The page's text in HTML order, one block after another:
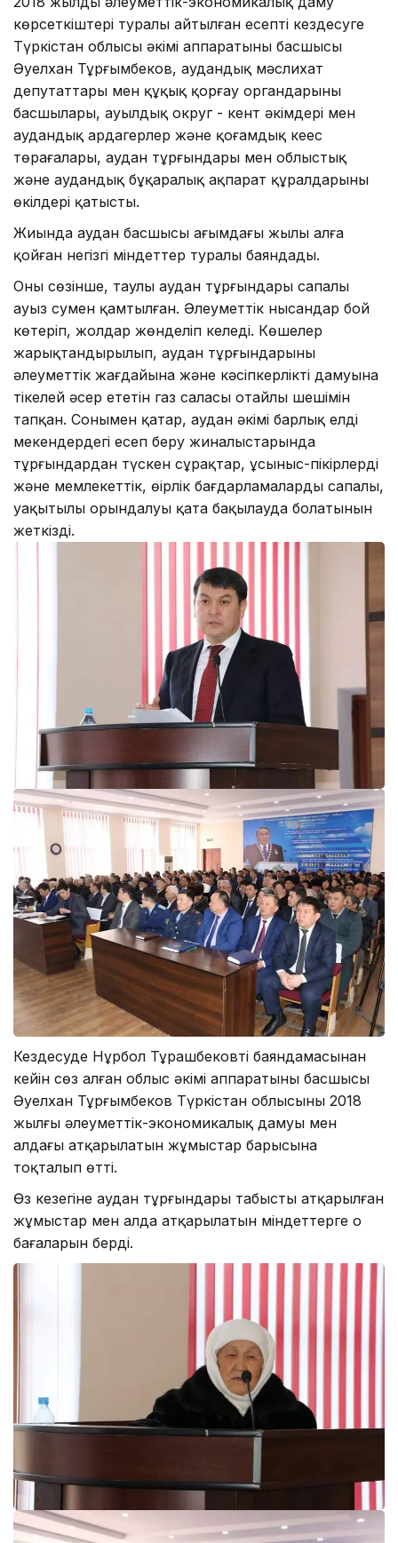
көрсеткіштері туралы айтылған есепті кездесуге
Түркістан облысы әкімі аппаратының басшысы
Әуелхан Тұрғымбеков, аудандық мәслихат
депутаттары мен құқық қорғау органдарының
басшылары, ауылдық округ - кент әкімдері мен
аудандық ардагерлер және қоғамдық кеңес
төрағалары, аудан тұрғындары мен облыстық
және аудандық бұқаралық ақпарат құралдарының
өкілдері қатысты.
Жиында аудан басшысы ағымдағы жылы алға
қойған негізгі міндеттер туралы баяндады.
Оның сөзінше, таулы аудан тұрғындары сапалы
ауыз сумен қамтылған. Әлеуметтік нысандар бой
көтеріп, жолдар жөнделіп келеді. Көшелер
жарықтандырылып, аудан тұрғындарының
әлеуметтік жағдайына және кәсіпкерліктің дамуына
тікелей әсер ететін газ саласы оңтайлы шешімін
тапқан. Сонымен қатар, аудан әкімі барлық елді
мекендердегі есеп беру жиналыстарында
тұрғындардан түскен сұрақтар, ұсыныс-пікірлердің
және мемлекеттік, өңірлік бағдарламалардың сапалы,
уақытылы орындалуы қатаң бақылауда болатынын
жеткізді.
Кездесуде Нұрбол Тұрашбековтің баяндамасынан
кейін сөз алған облыс әкімі аппаратының басшысы
Әуелхан Тұрғымбеков Түркістан облысының 2018
жылғы әлеуметтік-экономикалық дамуы мен
алдағы атқарылатын жұмыстар барысына
тоқталып өтті.
Өз кезегіне аудан тұрғындары табысты атқарылған
жұмыстар мен алда атқарылатын міндеттерге оң
бағаларын берді.